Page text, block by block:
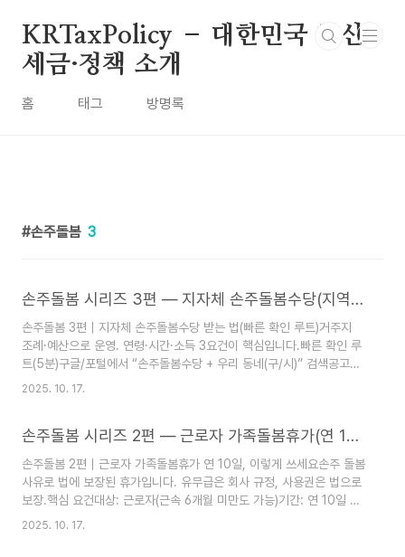
KRTaxPolicy – 대한민국 최신
세금·정책 소개
홈 태그 방명록
손주돌봄 3
손주돌봄 시리즈 3편 — 지자체 손주돌봄수당(지역별)
손주돌봄 3편｜지자체 손주돌봄수당 받는 법(빠른 확인 루트)거주지
조례·예산으로 운영. 연령·시간·소득 3요건이 핵심입니다.빠른 확인 루
트(5분)구글/포털에서 “손주돌봄수당 + 우리 동네(구/시)” 검색공고문
열고 연령/시간/소득 요건 체크증빙: 가족관계, 주민등록, 건강보험료
다 상이)시간: 월 40시간+ 실돌봄(앱 기록 제출)소득: 가구 중위소득
다릅니다. 거주지 공고가 최종 기준.체크리스트같은 시간대 중복 보전
제한(국가/지자체 병행 시 주의)지급 전후 돌봄기록 꼼꼼히 남기기분기
별 재심..
2025. 10. 17.
손주돌봄 시리즈 2편 — 근로자 가족돌봄휴가(연 10일)
손주돌봄 2편｜근로자 가족돌봄휴가 연 10일, 이렇게 쓰세요손주 돌봄
사유로 법에 보장된 휴가입니다. 유무급은 회사 규정, 사용권은 법으로
보장.핵심 요건대상: 근로자(근속 6개월 미만도 가능)기간: 연 10일 하
루 단위 사용(분할 가능)사유: 손주 질병·돌봄 필요 등 객관적 사유신청
2025. 10. 17.